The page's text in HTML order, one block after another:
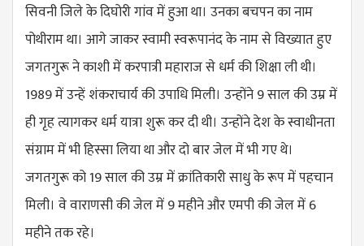
सिवनी जिले के दिघोरी गांव में हुआ था। उनका बचपन का नाम
पोथीराम था। आगे जाकर स्वामी स्वरूपानंद के नाम से विख्यात हुए
जगतगुरू ने काशी में करपात्री महाराज से धर्म की शिक्षा ली थी।
1989 में उन्हें शंकराचार्य की उपाधि मिली। उन्होंने 9 साल की उम्र में
ही गृह त्यागकर धर्म यात्रा शुरू कर दी थी। उन्होंने देश के स्वाधीनता
संग्राम में भी हिस्सा लिया था और दो बार जेल में भी गए थे।
जगतगुरू को 19 साल की उम्र में क्रांतिकारी साधु के रूप में पहचान
मिली। वे वाराणसी की जेल में 9 महीने और एमपी की जेल में 6
महीने तक रहे।